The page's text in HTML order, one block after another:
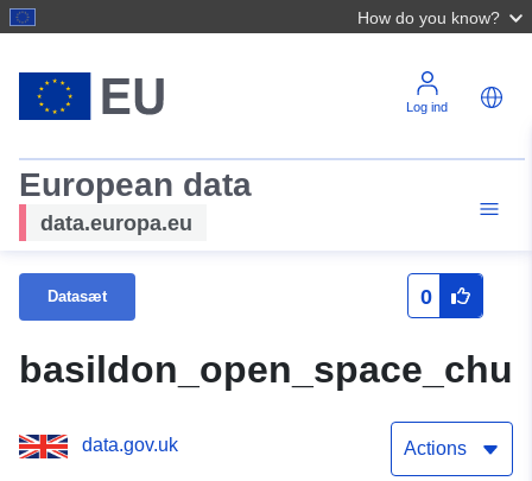
How do you know?
Log ind
European data
data.europa.eu
Datasæt 0
data.gov.uk Actions